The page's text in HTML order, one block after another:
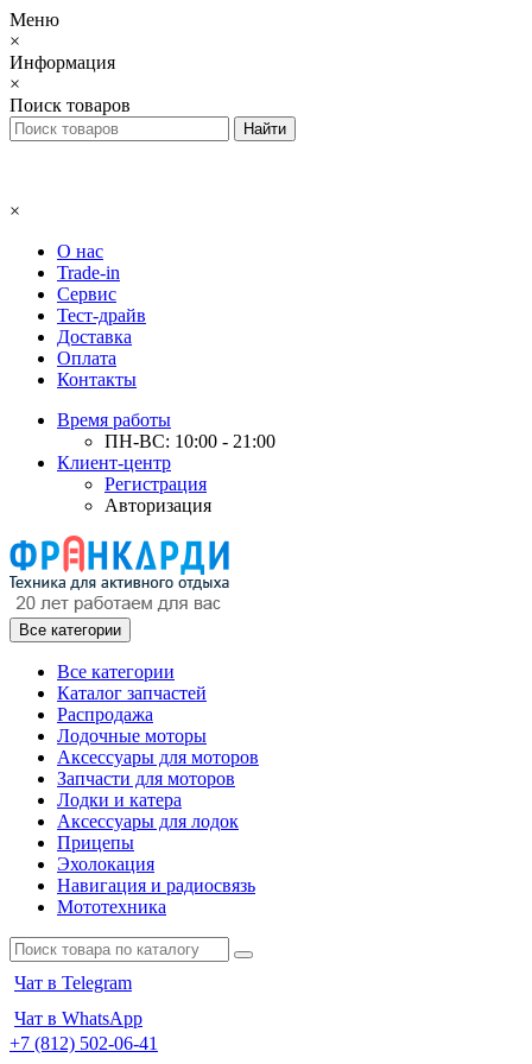
Меню
×
Информация
×
Поиск товаров
×
О нас
Trade-in
Сервис
Тест-драйв
Доставка
Оплата
Контакты
Время работы
ПН-ВС: 10:00 - 21:00
Клиент-центр
Регистрация
Авторизация
Все категории
Все категории
Каталог запчастей
Распродажа
Лодочные моторы
Аксессуары для моторов
Запчасти для моторов
Лодки и катера
Аксессуары для лодок
Прицепы
Эхолокация
Навигация и радиосвязь
Мототехника
Чат в Telegram
Чат в WhatsApp
+7 (812) 502-06-41